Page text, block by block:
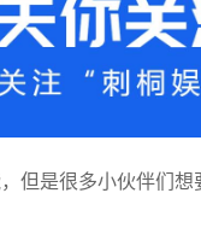
但是很多小伙伴们